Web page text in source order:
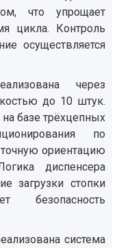
что упрощает
цикла. Контроль
осуществляется
через
до 10 штук.
базе трёхцепных
по
ориентацию
диспенсера
загрузки стопки
безопасность
система